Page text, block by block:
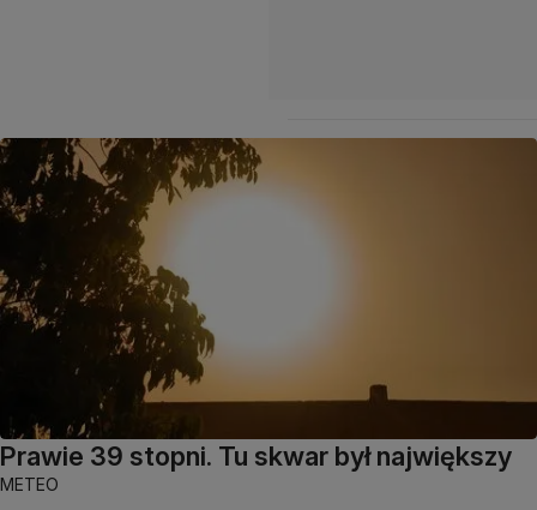
Prawie 39 stopni. Tu skwar był największy
METEO